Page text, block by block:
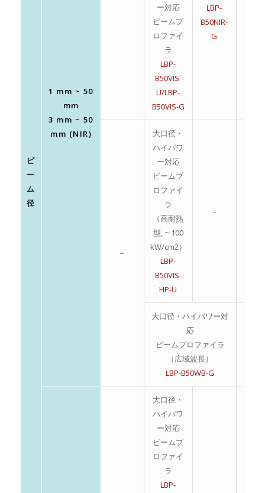
ビ
ー
ム
径
1 mm ~ 50
mm
3 mm ~ 50
mm (NIR)
LBP-
B50NIR-
G
ー対応
ビームプ
ロファイ
ラ
LBP-
B50VIS-
U/LBP-
B50VIS-G
–
大口径・
ハイパワ
ー対応
ビームプ
ロファイ
ラ
（高耐熱
型, ~ 100
kW/cm2）
LBP-
B50VIS-
HP-U
–
大口径・ハイパワー対
応
ビームプロファイラ
（広域波長）
LBP-B50WB-G
大口径・
ハイパワ
ー対応
ビームプ
ロファイ
ラ
LBP-